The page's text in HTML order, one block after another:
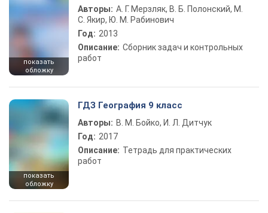
показать
обложку
Авторы: А. Г. Мерзляк, В. Б. Полонский, М.
С. Якир, Ю. М. Рабинович
Год: 2013
Описание: Сборник задач и контрольных
работ
показать
обложку
ГДЗ География 9 класс
Авторы: В. М. Бойко, И. Л. Дитчук
Год: 2017
Описание: Тетрадь для практических
работ